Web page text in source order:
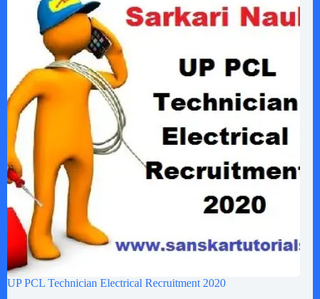
UP PCL Technician Electrical Recruitment 2020